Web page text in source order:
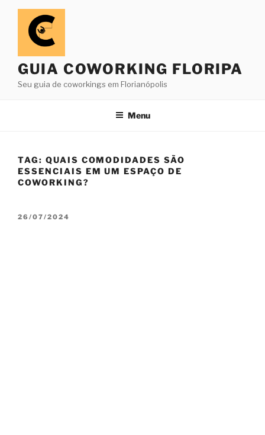
Pular
conteúdo
GUIA COWORKING FLORIPA
Seu guia de coworkings em Florianópolis
Menu
TAG: QUAIS COMODIDADES SÃO
ESSENCIAIS EM UM ESPAÇO DE
COWORKING?
PUBLICADO
26/07/2024